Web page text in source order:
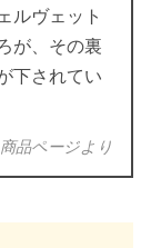
ルヴェット
が、その裏
下されてい
品ページより